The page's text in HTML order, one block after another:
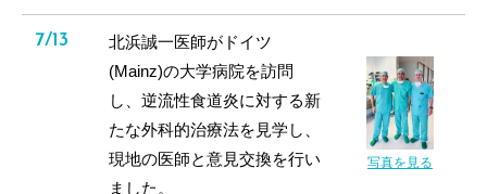
7/13
北浜誠一医師がドイツ
(Mainz)の大学病院を訪問
し、逆流性食道炎に対する新
たな外科的治療法を見学し、
現地の医師と意見交換を行い
ました。
写真を見る